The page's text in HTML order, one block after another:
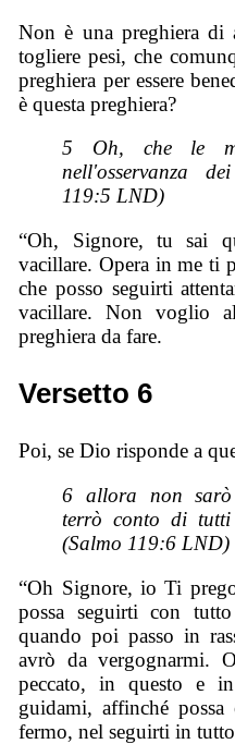
Non è una preghiera di
togliere pesi, che
preghiera per essere
è questa preghiera?
5 Oh, che le
nell'osservanza
119:5 LND)
“Oh, Signore, tu sai
vacillare. Opera in me ti
che posso seguirti
vacillare. Non voglio
preghiera da fare.
Versetto 6
Poi, se Dio risponde a
6 allora non sarò
terrò conto di
(Salmo 119:6 LND)
“Oh Signore, io Ti
possa seguirti con
quando poi passo in
avrò da vergognarmi.
peccato, in questo e
guidami, affinché possa
fermo, nel seguirti in